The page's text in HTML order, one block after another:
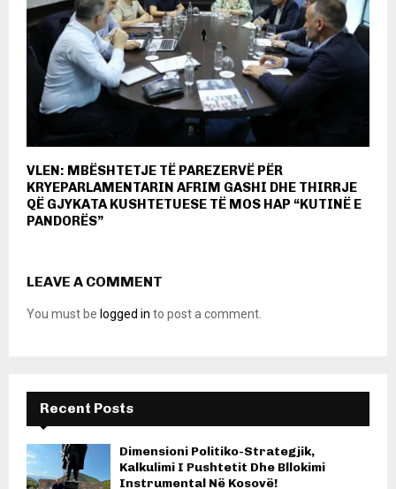
VLEN: MBËSHTETJE TË PAREZERVË PËR
KRYEPARLAMENTARIN AFRIM GASHI DHE THIRRJE
QË GJYKATA KUSHTETUESE TË MOS HAP “KUTINË E
PANDORËS”
LEAVE A COMMENT
You must be logged in to post a comment.
Recent Posts
Dimensioni Politiko-Strategjik,
Kalkulimi I Pushtetit Dhe Bllokimi
Instrumental Në Kosovë!